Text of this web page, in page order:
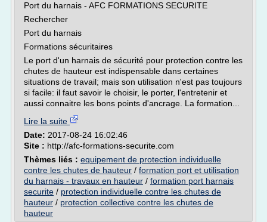
Port du harnais - AFC FORMATIONS SECURITE
Rechercher
Port du harnais
Formations sécuritaires
Le port d'un harnais de sécurité pour protection contre les
chutes de hauteur est indispensable dans certaines
situations de travail; mais son utilisation n'est pas toujours
si facile: il faut savoir le choisir, le porter, l'entretenir et
aussi connaitre les bons points d'ancrage. La formation...
Lire la suite
Date: 2017-08-24 16:02:46
Site : http://afc-formations-securite.com
Thèmes liés : equipement de protection individuelle
contre les chutes de hauteur / formation port et utilisation
du harnais - travaux en hauteur / formation port harnais
securite / protection individuelle contre les chutes de
hauteur / protection collective contre les chutes de
hauteur